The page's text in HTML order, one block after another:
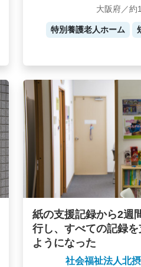
大阪府／約
特別養護老人ホーム
紙の支援記録から2週
行し、すべての記録
ようになった
社会福祉法人北